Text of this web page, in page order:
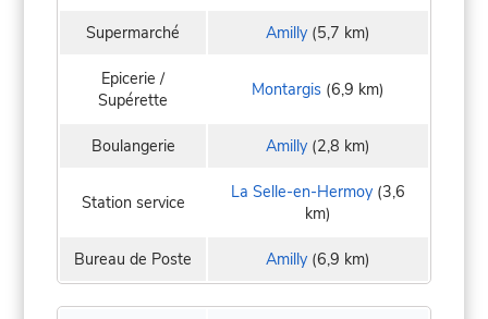
Supermarché Amilly (5,7 km)
Epicerie /
Supérette
Montargis (6,9 km)
Boulangerie Amilly (2,8 km)
Station service La Selle-en-Hermoy (3,6
km)
Bureau de Poste Amilly (6,9 km)